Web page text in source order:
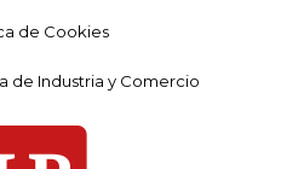
de Cookies
de Industria y Comercio